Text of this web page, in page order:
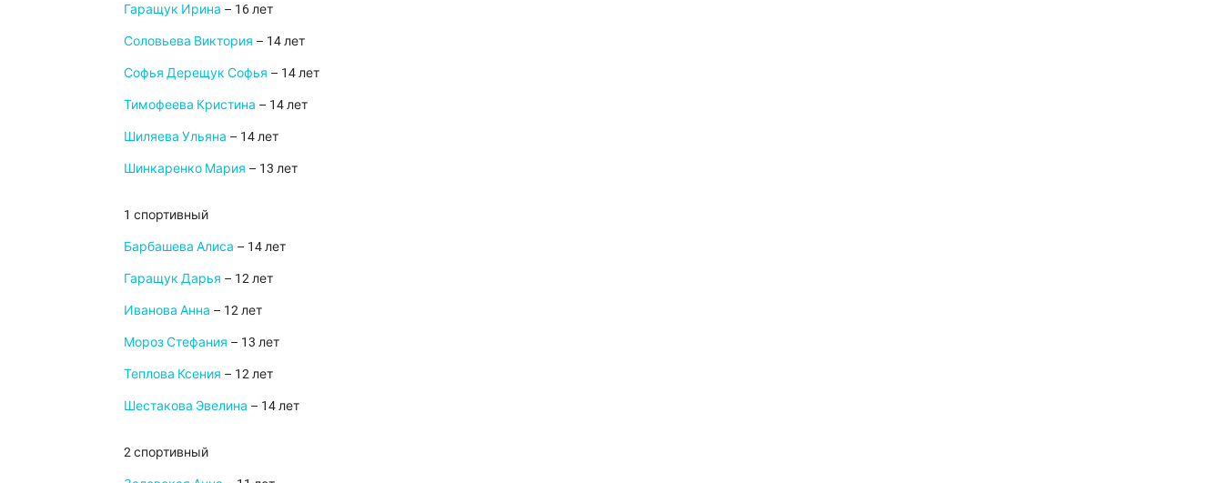
Гаращук Ирина – 16 лет
Соловьева Виктория – 14 лет
Софья Дерещук Софья – 14 лет
Тимофеева Кристина – 14 лет
Шиляева Ульяна – 14 лет
Шинкаренко Мария – 13 лет
1 спортивный
Барбашева Алиса – 14 лет
Гаращук Дарья – 12 лет
Иванова Анна – 12 лет
Мороз Стефания – 13 лет
Теплова Ксения – 12 лет
Шестакова Эвелина – 14 лет
2 спортивный